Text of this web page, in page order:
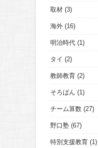
取材 (3)
海外 (16)
明治時代 (1)
タイ (2)
教師教育 (2)
そろばん (1)
チーム算数 (27)
野口塾 (67)
特別支援教育 (1)